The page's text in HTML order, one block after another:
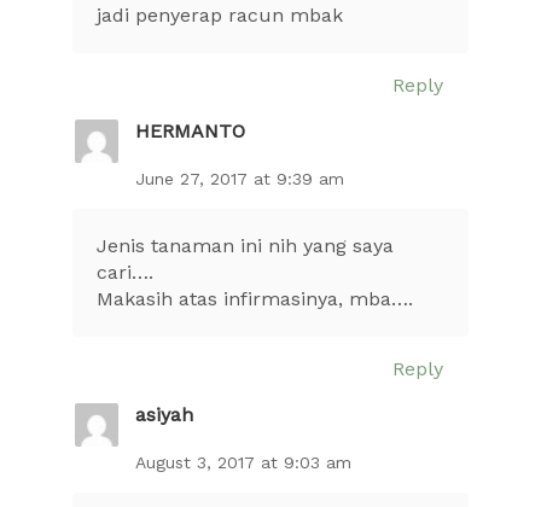
jadi penyerap racun mbak
Reply
HERMANTO
June 27, 2017 at 9:39 am
Jenis tanaman ini nih yang saya
cari….
Makasih atas infirmasinya, mba….
Reply
asiyah
August 3, 2017 at 9:03 am